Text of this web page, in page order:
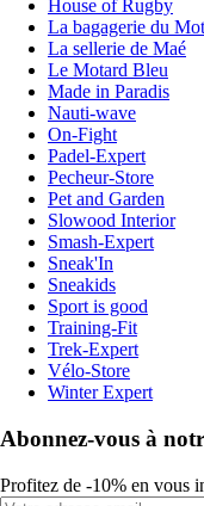
House of Rugby
La bagagerie du
La sellerie de Maé
Le Motard Bleu
Made in Paradis
Nauti-wave
On-Fight
Padel-Expert
Pecheur-Store
Pet and Garden
Slowood Interior
Smash-Expert
Sneak'In
Sneakids
Sport is good
Training-Fit
Trek-Expert
Vélo-Store
Winter Expert
Abonnez-vous à
Profitez de -10% en vous